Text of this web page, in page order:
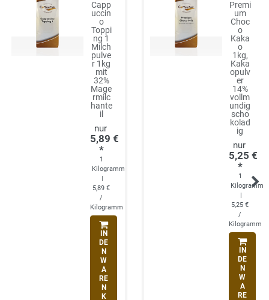
Capp
uccin
o
Toppi
ng 1
Milch
pulve
r 1kg
mit
32%
Mage
rmilc
hante
il
5,89 €
*
1
Kilogramm
|
5,89 €
/
Kilogramm
IN
DE
N
W
A
RE
N
K
Premi
um
Choc
o
Kaka
o
1kg,
Kaka
opulv
er
14%
vollm
undig
scho
kolad
ig
5,25 €
*
1
Kilogramm
|
5,25 €
/
Kilogramm
IN
DE
N
W
A
RE